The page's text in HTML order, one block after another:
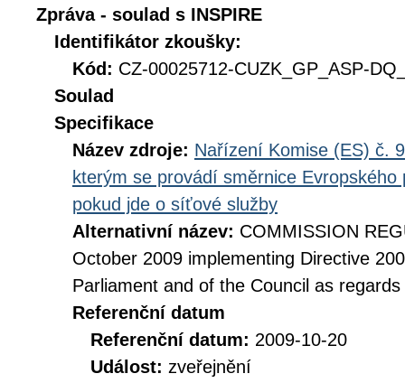
Zpráva - soulad s INSPIRE
Identifikátor zkoušky:
Kód: CZ-00025712-CUZK_GP_ASP-
Soulad
Specifikace
Název zdroje: Nařízení Komise (ES) č.
kterým se provádí směrnice
pokud jde o síťové služby
Alternativní název: COMMISSION
October 2009 implementing Directive
Parliament and of the Council as
Referenční datum
Referenční datum: 2009-10-20
Událost: zveřejnění